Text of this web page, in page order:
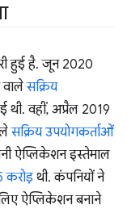
हुई है. जून 2020
वालेसक्रिय
वहीं, अप्रैल 2019
सक्रिय उपयोगकर्ताओं
ऐप्लिकेशन इस्तेमाल
करोड़थी. कंपनियों ने
ऐप्लिकेशन बनाने